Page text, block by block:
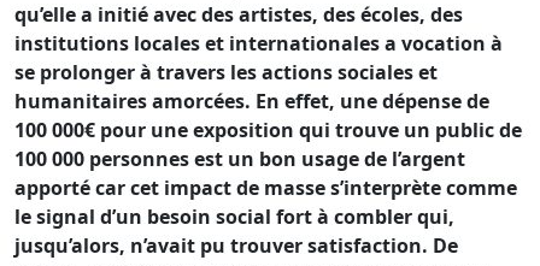
qu’elle a initié avec des artistes, des écoles, des
institutions locales et internationales a vocation à
se prolonger à travers les actions sociales et
humanitaires amorcées. En effet, une dépense de
100 000€ pour une exposition qui trouve un public de
100 000 personnes est un bon usage de l’argent
apporté car cet impact de masse s’interprète comme
le signal d’un besoin social fort à combler qui,
jusqu’alors, n’avait pu trouver satisfaction. De